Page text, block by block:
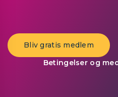
Bliv gratis medlem
Betingelser og